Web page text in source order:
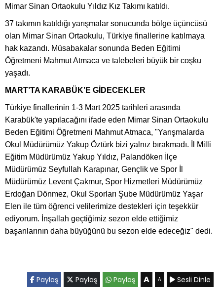
Mimar Sinan Ortaokulu Yıldız Kız Takımı katıldı.
37 takımın katıldığı yarışmalar sonucunda bölge üçüncüsü
olan Mimar Sinan Ortaokulu, Türkiye finallerine katılmaya
hak kazandı. Müsabakalar sonunda Beden Eğitimi
Öğretmeni Mahmut Atmaca ve talebeleri büyük bir coşku
yaşadı.
MART’TA KARABÜK’E GİDECEKLER
Türkiye finallerinin 1-3 Mart 2025 tarihleri arasında
Karabük'te yapılacağını ifade eden Mimar Sinan Ortaokulu
Beden Eğitimi Öğretmeni Mahmut Atmaca, "Yarışmalarda
Okul Müdürümüz Yakup Öztürk bizi yalnız bırakmadı. İl Milli
Eğitim Müdürümüz Yakup Yıldız, Palandöken İlçe
Müdürümüz Seyfullah Karapınar, Gençlik ve Spor İl
Müdürümüz Levent Çakmur, Spor Hizmetleri Müdürümüz
Erdoğan Dönmez, Okul Sporları Şube Müdürümüz Yaşar
Elen ile tüm öğrenci velilerimize destekleri için teşekkür
ediyorum. İnşallah geçtiğimiz sezon elde ettiğimiz
başarılarının daha büyüğünü bu sezon elde edeceğiz" dedi.
Paylaş Paylaş Paylaş A A Sesli Dinle